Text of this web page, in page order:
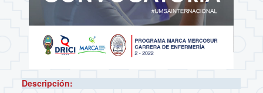
Descripción: